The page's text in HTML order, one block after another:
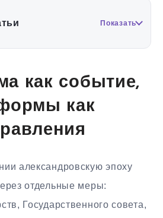
Показать
как событие,
как
александровскую эпоху
отдельные меры:
Государственного совета,